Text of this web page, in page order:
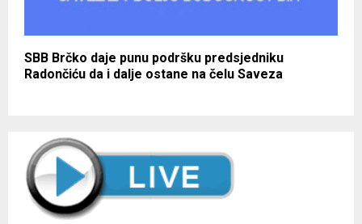
SBB Brčko daje punu podršku predsjedniku
Radončiću da i dalje ostane na čelu Saveza